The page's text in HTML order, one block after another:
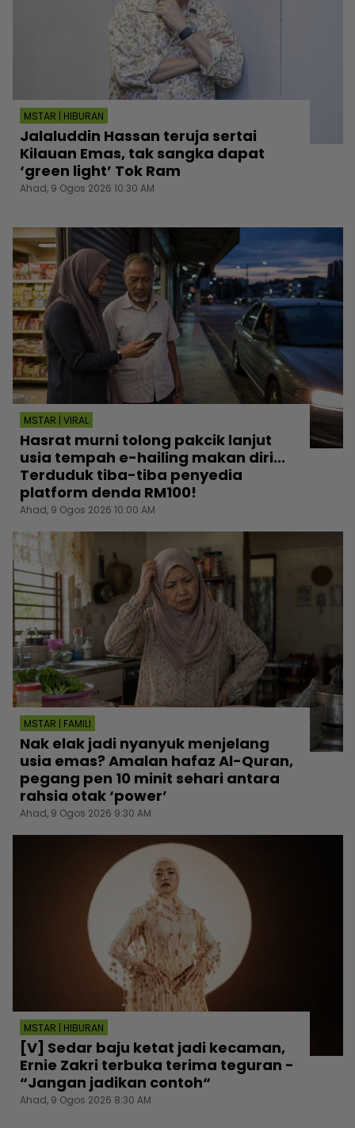
MSTAR | HIBURAN
Jalaluddin Hassan teruja sertai
Kilauan Emas, tak sangka dapat
‘green light’ Tok Ram
Ahad, 9 Ogos 2026 10:30 AM
MSTAR | VIRAL
Hasrat murni tolong pakcik lanjut
usia tempah e-hailing makan diri...
Terduduk tiba-tiba penyedia
platform denda RM100!
Ahad, 9 Ogos 2026 10:00 AM
MSTAR | FAMILI
Nak elak jadi nyanyuk menjelang
usia emas? Amalan hafaz Al-Quran,
pegang pen 10 minit sehari antara
rahsia otak ‘power’
Ahad, 9 Ogos 2026 9:30 AM
MSTAR | HIBURAN
[V] Sedar baju ketat jadi kecaman,
Ernie Zakri terbuka terima teguran -
“Jangan jadikan contoh“
Ahad, 9 Ogos 2026 8:30 AM